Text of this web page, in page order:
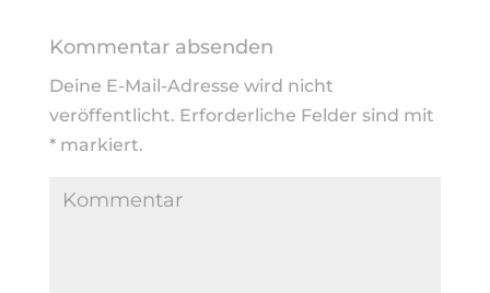
Kommentar absenden
Deine E-Mail-Adresse wird nicht
veröffentlicht. Erforderliche Felder sind mit
*markiert.